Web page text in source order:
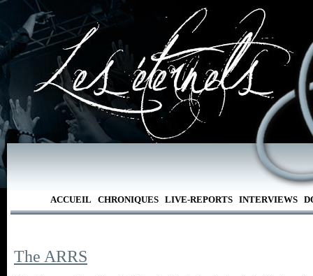
ACCUEIL CHRONIQUES LIVE-REPORTS INTERVIEWS
The ARRS